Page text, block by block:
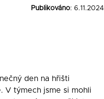
Publikováno: 6.11.2024
den na hřišti
V týmech jsme si mohli